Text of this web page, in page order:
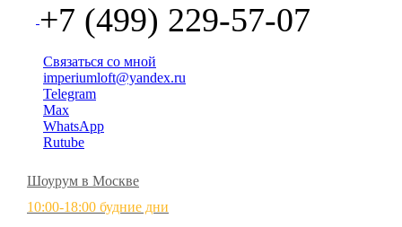
+7 (499) 229-57-07
Связаться со мной
imperiumloft@yandex.ru
Telegram
Max
WhatsApp
Rutube
Шоурум в Москве
10:00-18:00 будние дни